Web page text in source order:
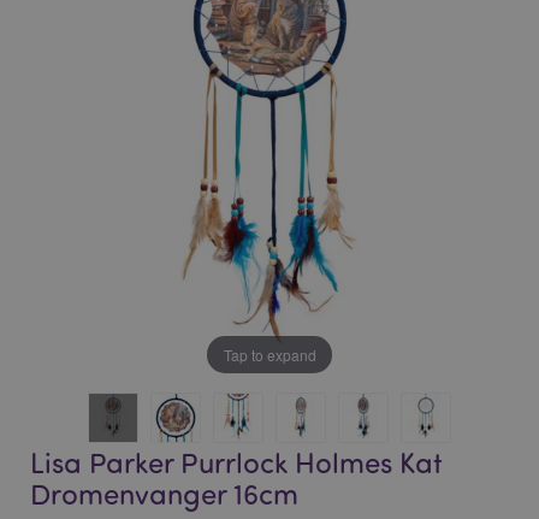
Tap to expand
Lisa Parker Purrlock Holmes Kat
Dromenvanger 16cm